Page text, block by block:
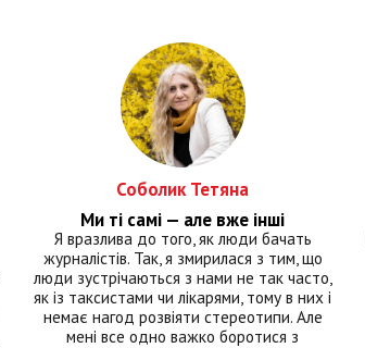
Соболик Тетяна
Ми ті самі — але вже інші
Я вразлива до того, як люди бачать
журналістів. Так, я змирилася з тим, що
люди зустрічаються з нами не так часто,
як із таксистами чи лікарями, тому в них і
немає нагод розвіяти стереотипи. Але
мені все одно важко боротися з